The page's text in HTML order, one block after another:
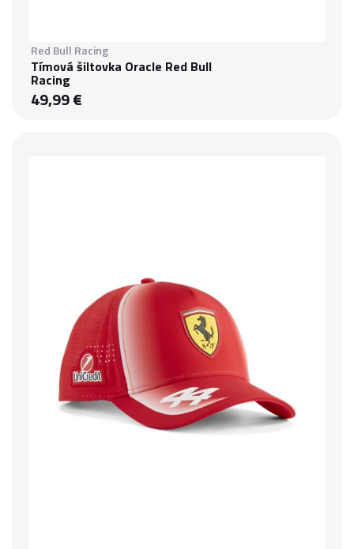
Red Bull Racing
Tímová šiltovka Oracle Red Bull
Racing
49,99 €